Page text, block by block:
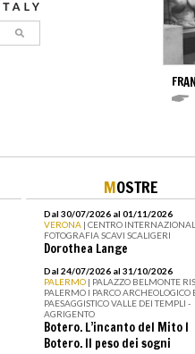
MOSTRE
Dal 30/07/2026 al 01/11/2026
VERONA | CENTRO
FOTOGRAFIA SCAVI SCALIGERI
Dorothea Lange
Dal 24/07/2026 al 31/10/2026
PALERMO | PALAZZO BELMONTE
PALERMO I PARCO ARCHEOLOGICO
PAESAGGISTICO VALLE DEI TEMPLI -
AGRIGENTO
Botero. L’incanto del Mito I
Botero. Il peso dei sogni